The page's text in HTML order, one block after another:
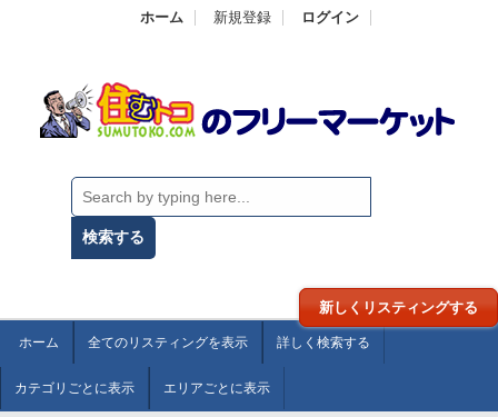
ホーム 新規登録 ログイン
新しくリスティングする
ホーム 全てのリスティングを表示 詳しく検索する
カテゴリごとに表示 エリアごとに表示